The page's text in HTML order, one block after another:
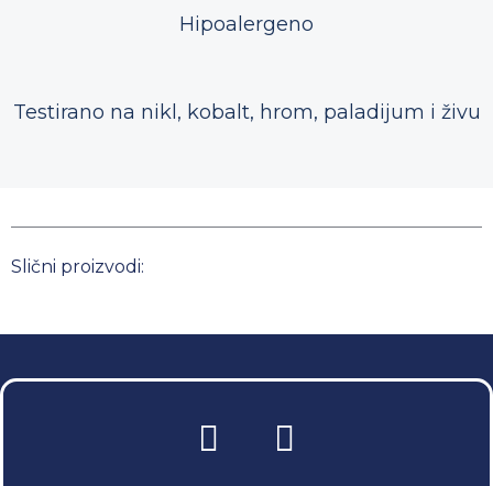
Hipoalergeno
Testirano na nikl, kobalt, hrom, paladijum i živu
Slični proizvodi: